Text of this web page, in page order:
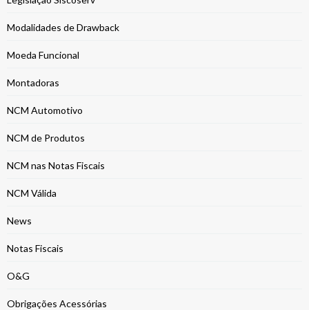
Modalidades de Drawback
Moeda Funcional
Montadoras
NCM Automotivo
NCM de Produtos
NCM nas Notas Fiscais
NCM Válida
News
Notas Fiscais
O&G
Obrigações Acessórias